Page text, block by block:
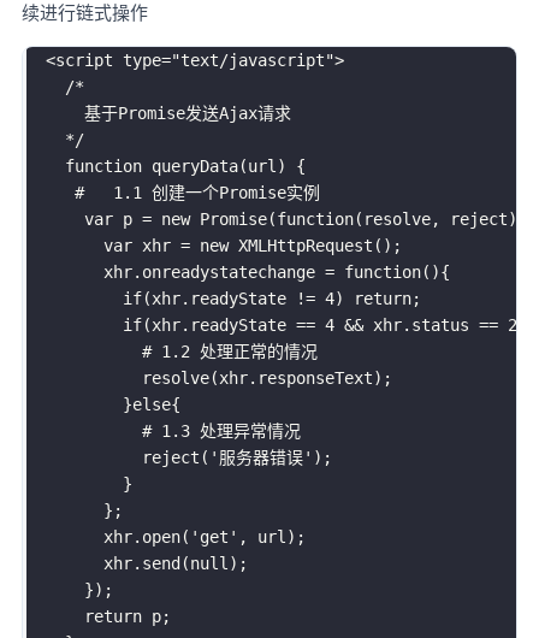
续进行链式操作
<script type="text/javascript">
/*
      基于Promise发送Ajax请求
    */
function queryData(url )
{
     #
1.1
创建一个Promise实例
var p = new Promise(function( resolve, reject)
var xhr = new XMLHttpRequest ( ) ;
        xhr
. onreadystatechange = function( ){
if(xhr. readyState != 4) return;
if(xhr. readyState == 4 && xhr. status == 200
            #
1.2 处理正常的情况
resolve(xhr. responseText) ;
}else{
            #
1.3 处理异常情况
reject ( '服务器错误' ) ;
}
} ;
        xhr
. open( 'get' , url ) ;
        xhr
. send (null ) ;
}) ;
return p;